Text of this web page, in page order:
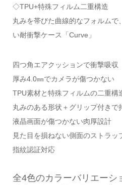
◇TPU+特殊フィルム二重構造
丸みを帯びた曲線的なフォルムで
い耐衝撃ケース「Curve」
四つ角エアクッションで衝撃吸収
厚み4.0㎜でカメラが傷つかない
TPU素材と特殊フィルムの二重構
丸みのある形状＋グリップ付きで
液晶画面が傷つかない肉厚設計
見た目を損ねない側面のストラッ
指紋認証対応
全4色のカラーバリエーシ